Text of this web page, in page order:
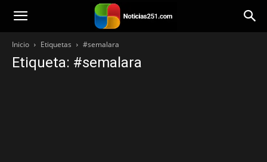
Noticias251
Inicio Etiquetas #semalara
Etiqueta: #semalara